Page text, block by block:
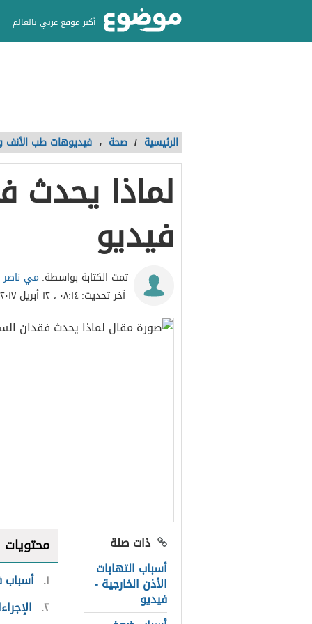
أكبر موقع عربي بالعالم
الرئيسية / صحة ، فيديوهات طب الأنف
لماذا يحدث
فيديو
تمت الكتابة بواسطة: مي ناصر
آخر تحديث:٠٨:١٤ ، ١٢ أبريل ٢٠١٧
ذات صلة
أسباب التهابات
الأذن الخارجية -
فيديو
محتويات
١
٢